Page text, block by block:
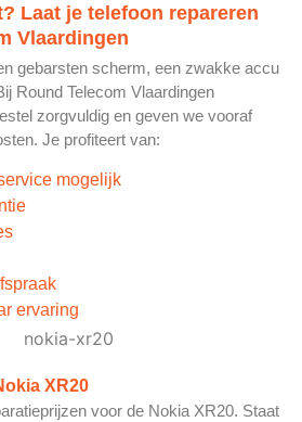
Laat je telefoon repareren
Vlaardingen
gebarsten scherm, een zwakke accu
Round Telecom Vlaardingen
zorgvuldig en geven we vooraf
Je profiteert van:
mogelijk
ervaring
XR20
voor de Nokia XR20. Staat